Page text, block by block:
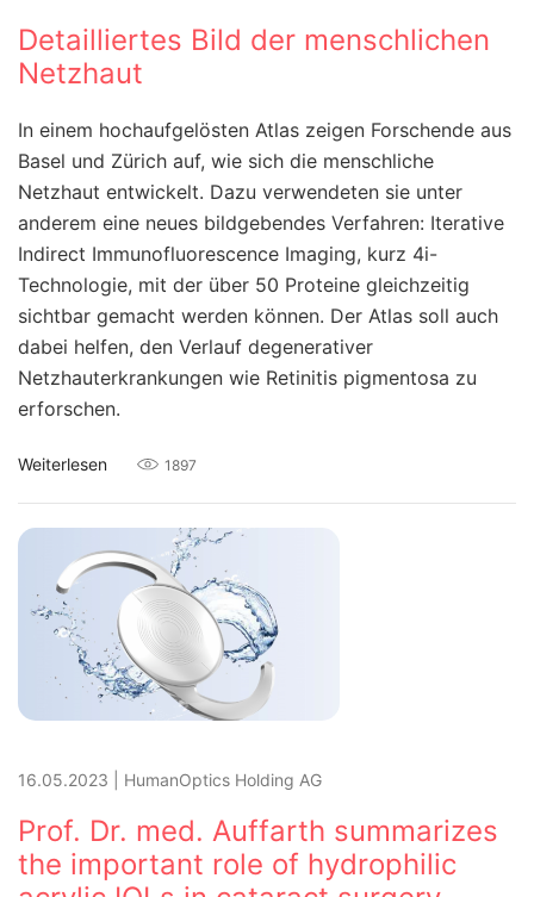
Detailliertes Bild der menschlichen
Netzhaut
In einem hochaufgelösten Atlas zeigen Forschende aus
Basel und Zürich auf, wie sich die menschliche
Netzhaut entwickelt. Dazu verwendeten sie unter
anderem eine neues bildgebendes Verfahren: Iterative
Indirect Immunofluorescence Imaging, kurz 4i-
Technologie, mit der über 50 Proteine gleichzeitig
sichtbar gemacht werden können. Der Atlas soll auch
dabei helfen, den Verlauf degenerativer
Netzhauterkrankungen wie Retinitis pigmentosa zu
erforschen.
Weiterlesen 1897
16.05.2023 HumanOptics Holding AG
Prof. Dr. med. Auffarth summarizes
the important role of hydrophilic